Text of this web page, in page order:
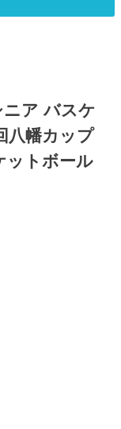
ア バスケ
八幡カップ
ットボール